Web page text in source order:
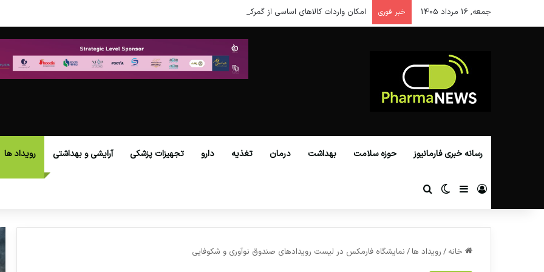
جمعه, 16 مرداد 1405 خبر فوری امکان واردات کالاهای اساسی از گمرکات همه استان‌ها فراهم شد.
رسانه خبری فارمانیوز حوزه سلامت بهداشت درمان تغذیه دارو تجهیزات پزشکی آرایشی و بهداشتی رویداد ها
ورود سایدبارتغییر پوسته
خانه / رویداد ها / نمایشگاه فارمکس در لیست رویدادهای صندوق نوآوری و شکوفایی